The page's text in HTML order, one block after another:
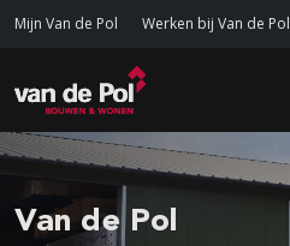
Mijn Van de Pol Werken bij Van de Pol
Van de Pol